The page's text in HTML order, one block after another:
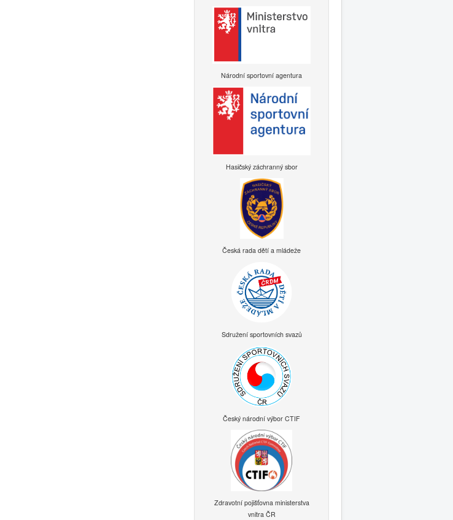
Národní sportovní agentura
Hasičský záchranný sbor
Česká rada dětí a mládeže
Sdružení sportovních svazů
Český národní výbor CTIF
Zdravotní pojišťovna ministerstva
vnitra ČR